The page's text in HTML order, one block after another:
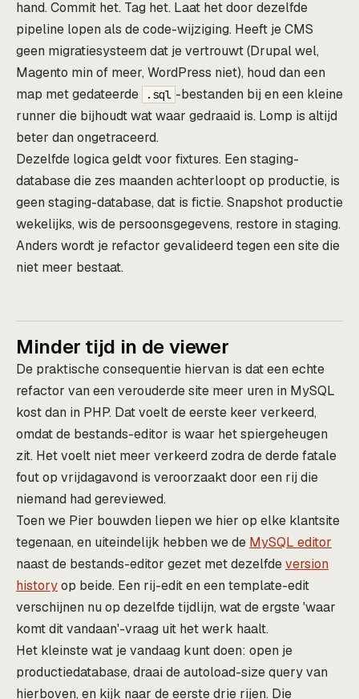
hand. Commit het. Tag het. Laat het door dezelfde
pipeline lopen als de code-wijziging. Heeft je CMS
geen migratiesysteem dat je vertrouwt (Drupal wel,
Magento min of meer, WordPress niet), houd dan een
map met gedateerde
.sql -bestanden bij en een kleine
runner die bijhoudt wat waar gedraaid is. Lomp is altijd
beter dan ongetraceerd.
Dezelfde logica geldt voor fixtures. Een staging-
database die zes maanden achterloopt op productie, is
geen staging-database, dat is fictie. Snapshot productie
wekelijks, wis de persoonsgegevens, restore in staging.
Anders wordt je refactor gevalideerd tegen een site die
niet meer bestaat.
Minder tijd in de viewer
De praktische consequentie hiervan is dat een echte
refactor van een verouderde site meer uren in MySQL
kost dan in PHP. Dat voelt de eerste keer verkeerd,
omdat de bestands-editor is waar het spiergeheugen
zit. Het voelt niet meer verkeerd zodra de derde fatale
fout op vrijdagavond is veroorzaakt door een rij die
niemand had gereviewed.
Toen we Pier bouwden liepen we hier op elke klantsite
tegenaan, en uiteindelijk hebben we de MySQL editor
naast de bestands-editor gezet met dezelfdeversion
historyop beide. Een rij-edit en een template-edit
verschijnen nu op dezelfde tijdlijn, wat de ergste 'waar
komt dit vandaan'-vraag uit het werk haalt.
Het kleinste wat je vandaag kunt doen: open je
productiedatabase, draai de autoload-size query van
hierboven, en kijk naar de eerste drie rijen. Die